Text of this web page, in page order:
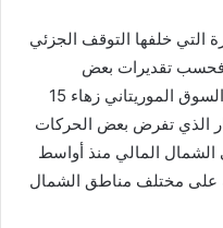
التي خلفها التوقف الجزئي
فحسب تقديرات بعض
تجارالمواد الغذائية في باسكنو يخسر السوق الموريتاني زهاء 15
الذي تفرض بعض الحركات
الشمال المالي منذ أواسط
على مختلف مناطق الشمال